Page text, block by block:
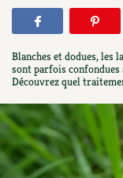
Petit élevage
Aménagement
Ornement
Biodiversité
Autonomie,
Les numéros
4 saisons
Hors-séries
Archives
Soutenez Les 4
Aromatiques
Florales
Originales
Kits de jardinage
Découvrir le
Visiter en
Avec les enfants
Venir en groupe
Infos & conseils
Jardin bio
Calendrier des
Carte climatique
Parole libre
La tribune
Édito des 4 saisons
Blanches et dodues, les
sont parfois confondues
Découvrez quel